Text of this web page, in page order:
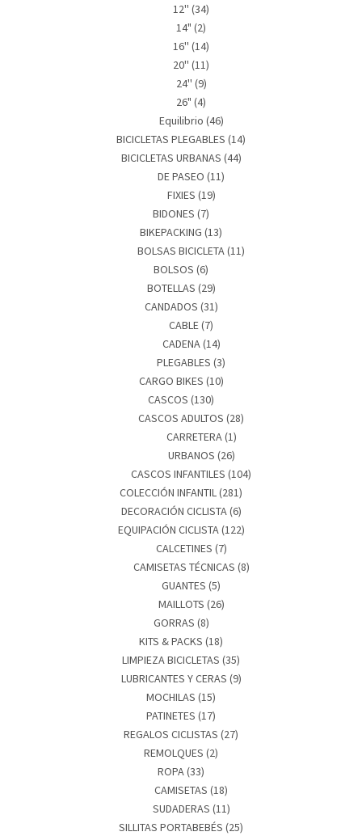
12'' (34)
14" (2)
16'' (14)
20'' (11)
24'' (9)
26" (4)
Equilibrio (46)
BICICLETAS PLEGABLES (14)
BICICLETAS URBANAS (44)
DE PASEO (11)
FIXIES (19)
BIDONES (7)
BIKEPACKING (13)
BOLSAS BICICLETA(11)
BOLSOS (6)
BOTELLAS (29)
CANDADOS (31)
CABLE(7)
CADENA(14)
PLEGABLES (3)
CARGO BIKES (10)
CASCOS (130)
CASCOS ADULTOS (28)
CARRETERA(1)
URBANOS (26)
CASCOS INFANTILES (104)
COLECCIÓN INFANTIL(281)
DECORACIÓN CICLISTA(6)
EQUIPACIÓN CICLISTA(122)
CALCETINES (7)
CAMISETAS TÉCNICAS (8)
GUANTES (5)
MAILLOTS (26)
GORRAS (8)
KITS & PACKS (18)
LIMPIEZA BICICLETAS (35)
LUBRICANTES Y CERAS (9)
MOCHILAS (15)
PATINETES (17)
REGALOS CICLISTAS (27)
REMOLQUES (2)
ROPA(33)
CAMISETAS (18)
SUDADERAS (11)
SILLITAS PORTABEBÉS (25)